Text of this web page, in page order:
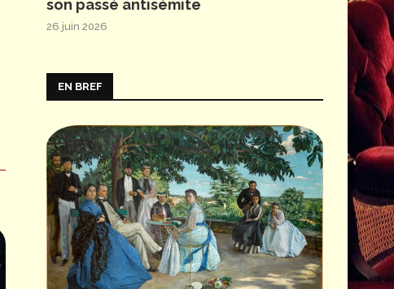
son passé antisémite
26 juin 2026
EN BREF